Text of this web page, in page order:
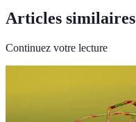
Articles similaires
Continuez votre lecture